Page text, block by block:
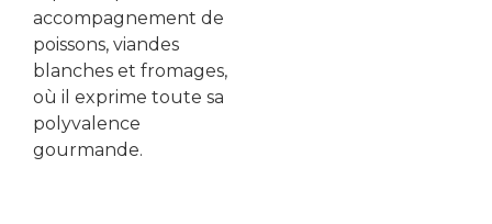
accompagnement de
poissons, viandes
blanches et fromages,
où il exprime toute sa
polyvalence
gourmande.